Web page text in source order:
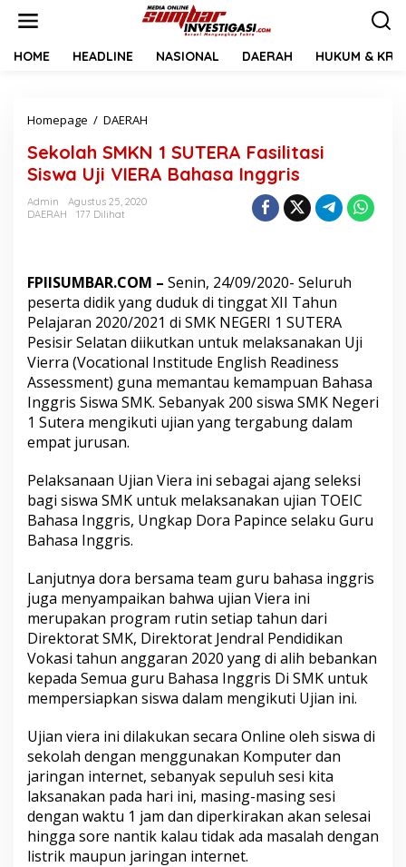
HOME HEADLINE NASIONAL DAERAH HUKUM &
Homepage / DAERAH
k
o
l
N
1
S
U
T
E
R
A
F
a
l
i
a
S
i
w
a
U
j
i
V
E
R
A
B
a
h
a
s
Sekolah SMKN 1 SUTERA Fasilitasi
Siswa Uji VIERA Bahasa Inggris
Admin
Agustus 25, 2020
DAERAH
177 Dilihat
FPIISUMBAR.COM – Senin, 24/09/2020- Seluruh
peserta didik yang duduk di tinggat XII Tahun
Pelajaran 2020/2021 di SMK NEGERI 1 SUTERA
Pesisir Selatan diikutkan untuk melaksanakan Uji
Vierra (Vocational Institude English Readiness
Assessment) guna memantau kemampuan Bahasa
Inggris Siswa SMK. Sebanyak 200 siswa SMK Negeri
1 Sutera mengikuti ujian yang tergabung dalam
empat jurusan.
Pelaksanaan Ujian Viera ini sebagai ajang seleksi
bagi siswa SMK untuk melaksanakan ujian TOEIC
Bahasa Inggris, Ungkap Dora Papince selaku Guru
Bahasa Inggris.
Lanjutnya dora bersama team guru bahasa inggris
juga menyampaikan bahwa ujian Viera ini
merupakan program rutin setiap tahun dari
Direktorat SMK, Direktorat Jendral Pendidikan
Vokasi tahun anggaran 2020 yang di alih bebankan
kepada Semua guru Bahasa Inggris Di SMK untuk
mempersiapkan siswa dalam mengikuti Ujian ini.
Ujian viera ini dilakukan secara Online oleh siswa di
sekolah dengan menggunakan Komputer dan
jaringan internet, sebanyak sepuluh sesi kita
laksanakan pada hari ini, masing-masing sesi
dengan waktu 1 jam dan diperkirakan akan selesai
hingga sore nantik kalau tidak ada masalah dengan
listrik maupun jaringan internet.